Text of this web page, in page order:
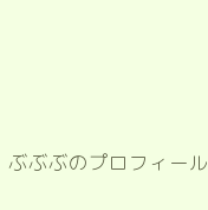
ぶぶぶのプロフィール